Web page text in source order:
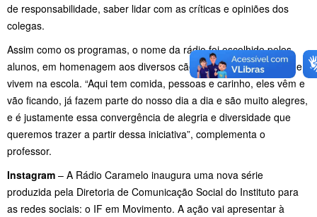
de responsabilidade, saber lidar com as críticas e opiniões dos
colegas.
Assim como os programas, o nome da rádio foi escolhido pelos
alunos, em homenagem aos diversos cães sem raça definida que
vivem na escola. “Aqui tem comida, pessoas e carinho, eles vêm e
vão ficando, já fazem parte do nosso dia a dia e são muito alegres,
e é justamente essa convergência de alegria e diversidade que
queremos trazer a partir dessa iniciativa”, complementa o
professor.
Instagram – A Rádio Caramelo inaugura uma nova série
produzida pela Diretoria de Comunicação Social do Instituto para
as redes sociais: o IF em Movimento. A ação vai apresentar à